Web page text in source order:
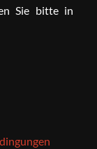
Sie bitte in